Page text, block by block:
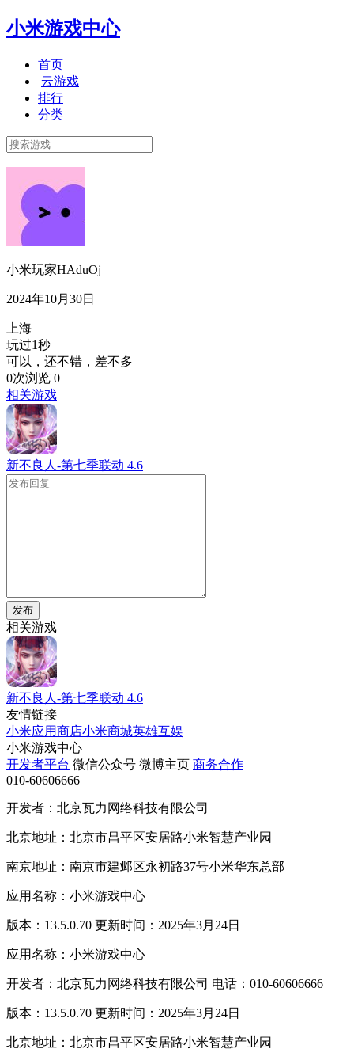
小米游戏中心
首页
云游戏
排行
分类
小米玩家HAduOj
2024年10月30日
上海
玩过1秒
可以，还不错，差不多
0次浏览 0
相关游戏
新不良人-第七季联动 4.6
发布
相关游戏
新不良人-第七季联动 4.6
友情链接
小米应用商店小米商城英雄互娱
小米游戏中心
开发者平台 微信公众号 微博主页 商务合作
010-60606666
开发者：北京瓦力网络科技有限公司
北京地址：北京市昌平区安居路小米智慧产业园
南京地址：南京市建邺区永初路37号小米华东总部
应用名称：小米游戏中心
版本：13.5.0.70 更新时间：2025年3月24日
应用名称：小米游戏中心
开发者：北京瓦力网络科技有限公司 电话：010-60606666
版本：13.5.0.70 更新时间：2025年3月24日
北京地址：北京市昌平区安居路小米智慧产业园